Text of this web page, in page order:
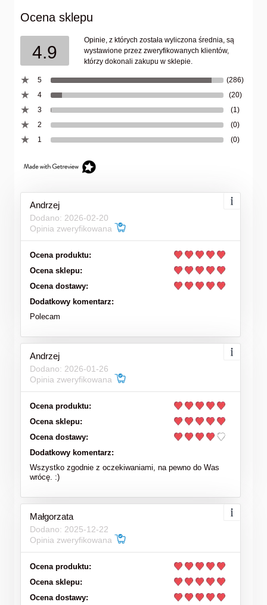
Ocena sklepu
4.9
Opinie, z których została wyliczona średnia, są
wystawione przez zweryfikowanych klientów,
którzy dokonali zakupu w sklepie.
5
(286)
4
(20)
3
(1)
2
(0)
1
(0)
Andrzej
Dodano: 2026-02-20
Opinia zweryfikowana
Ocena produktu:
Ocena sklepu:
Ocena dostawy:
Dodatkowy komentarz:
Polecam
Andrzej
Dodano: 2026-01-26
Opinia zweryfikowana
Ocena produktu:
Ocena sklepu:
Ocena dostawy:
Dodatkowy komentarz:
Wszystko zgodnie z oczekiwaniami, na pewno do Was
wrócę. :)
Małgorzata
Dodano: 2025-12-22
Opinia zweryfikowana
Ocena produktu:
Ocena sklepu:
Ocena dostawy: